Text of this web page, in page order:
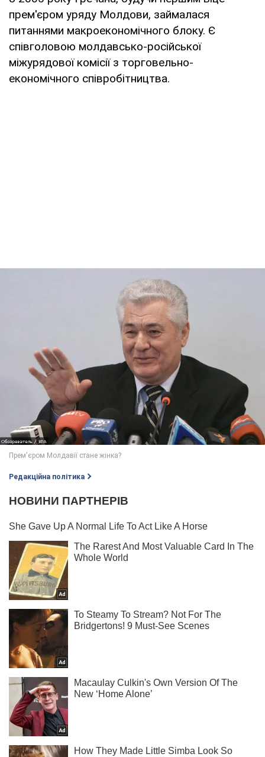
прем'єром уряду Молдови, займалася
питаннями макроекономічного блоку. Є
співголовою молдавсько-російської
міжурядової комісії з торговельно-
економічного співробітництва.
Редакційна політика